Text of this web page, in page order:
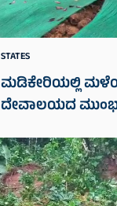
STATES
ಮಡಿಕೇರಿಯಲ್ಲಿ
ದೇವಾಲಯದ